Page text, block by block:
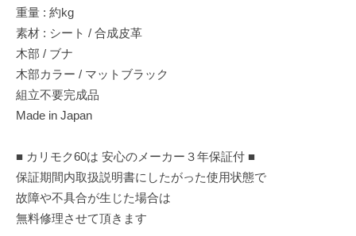
重量 : 約kg
素材 : シート / 合成皮革
木部 / ブナ
木部カラー / マットブラック
組立不要完成品
Made in Japan
■ カリモク60は 安心のメーカー３年保証付 ■
保証期間内取扱説明書にしたがった使用状態で
故障や不具合が生じた場合は
無料修理させて頂きます